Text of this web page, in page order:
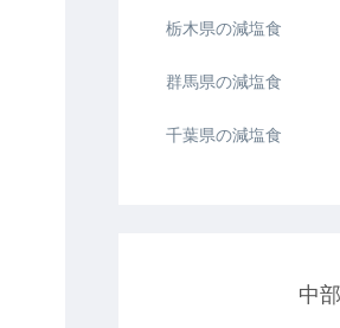
栃木県の減塩食
群馬県の減塩食
千葉県の減塩食
中